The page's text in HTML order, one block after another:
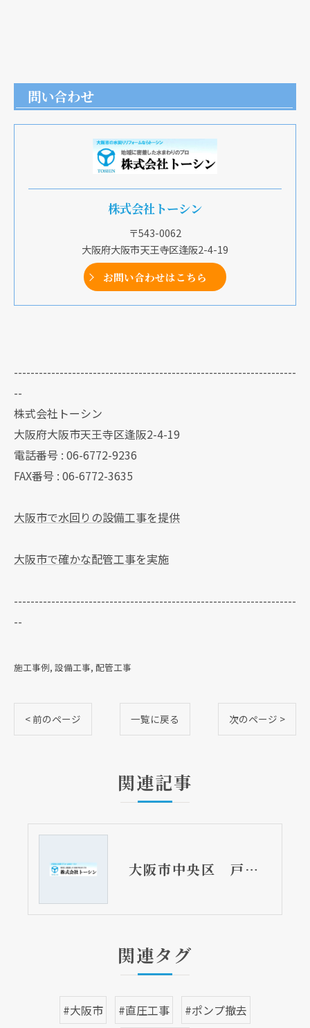
問い合わせ
株式会社トーシン
〒543-0062
大阪府大阪市天王寺区逢阪2-4-19
お問い合わせはこちら
--------------------------------------------------------------------
--
株式会社トーシン
大阪府大阪市天王寺区逢阪2-4-19
電話番号 : 06-6772-9236
FAX番号 : 06-6772-3635
大阪市で水回りの設備工事を提供
大阪市で確かな配管工事を実施
--------------------------------------------------------------------
--
施工事例 設備工事 配管工事
< 前のページ 一覧に戻る 次のページ >
関連記事
大阪市中央区 戸建て住宅のトイレリフォーム工事 LIXILリフォレ
関連タグ
#大阪市 #直圧工事 #ポンプ撤去
クリックでチラシのページにジャンプします